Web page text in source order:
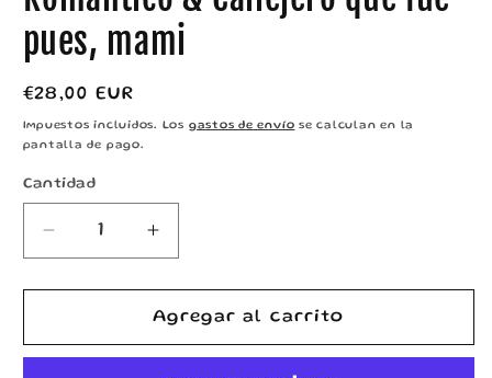
pues, mami
Precio
habitual
€28,00 EUR
Impuestos incluidos. Los gastos de envío se calculan en la
pantalla de pago.
Cantidad
Reducir
cantidad
para
Personalizado
Aumentar
cantidad
para
Pack
Personalizado
Agregar al carrito